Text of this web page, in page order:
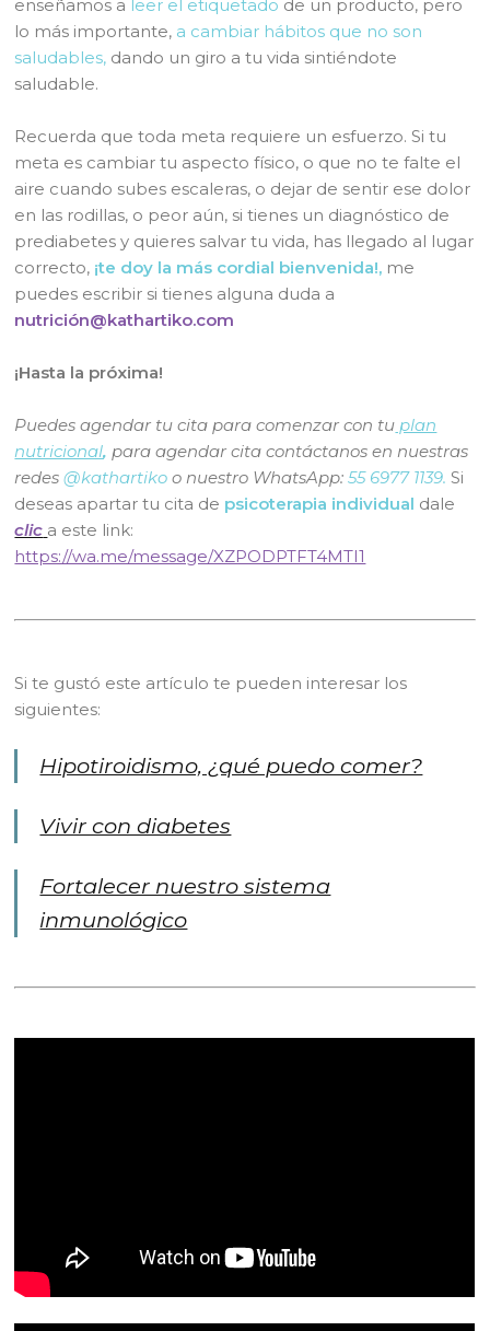
enseñamos a leer el etiquetado de un producto, pero
lo más importante, a cambiar hábitos que no son
saludables, dando un giro a tu vida sintiéndote
saludable.
Recuerda que toda meta requiere un esfuerzo. Si tu
meta es cambiar tu aspecto físico, o que no te falte el
aire cuando subes escaleras, o dejar de sentir ese dolor
en las rodillas, o peor aún, si tienes un diagnóstico de
prediabetes y quieres salvar tu vida, has llegado al lugar
correcto, ¡te doy la más cordial bienvenida!, me
puedes escribir si tienes alguna duda a
nutrición@kathartiko.com
¡Hasta la próxima!
Puedes agendar tu cita para comenzar con tu plan
nutricional, para agendar cita contáctanos en nuestras
redes @kathartiko o nuestro WhatsApp:55 6977 1139. Si
deseas apartar tu cita de psicoterapia individual dale
clic a este link:
https://wa.me/message/XZPODPTFT4MTI1
Si te gustó este artículo te pueden interesar los
siguientes:
Hipotiroidismo, ¿qué puedo comer?
Vivir con diabetes
Fortalecer nuestro sistema
inmunológico